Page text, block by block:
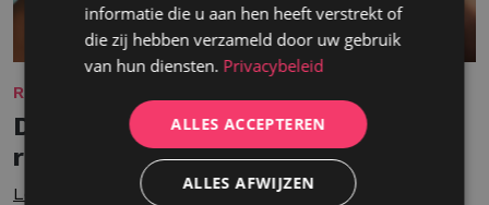
REKRUTERING
De waarde van mensgericht
recruitment
Lees meer
informatie die u aan hen heeft verstrekt of
die zij hebben verzameld door uw gebruik
van hun diensten. Privacybeleid
ALLES ACCEPTEREN
ALLES AFWIJZEN